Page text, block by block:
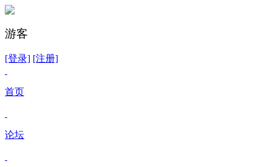
游客
[登录] [注册]
首页
论坛